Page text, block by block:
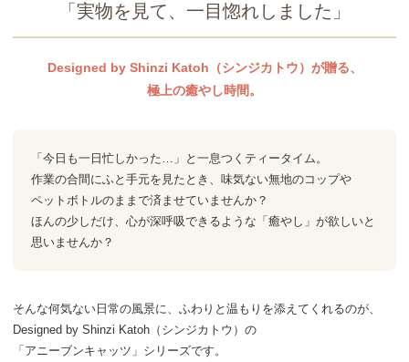
「実物を見て、 一目惚れしました」
Designed by Shinzi Katoh （シンジカトウ）が贈る、
極上の癒やし時間。
「今日も一日忙しかった…」と 一息つくティータイム。
作業の合間にふと手元を見たとき、 味気ない無地のコップや
ペットボトルのままで済ませていませんか？
ほんの少しだけ、 心が深呼吸できるような 「癒やし」が欲しいと
思いませんか？
そんな何気ない日常の風景に、 ふわりと温もりを添えてくれるのが、
Designed by Shinzi Katoh （シンジカトウ）の
「アニーブンキャッツ」シリーズです。